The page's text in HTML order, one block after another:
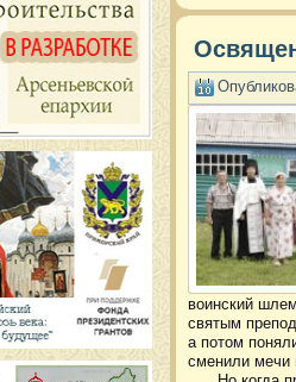
воинский
святым
а потом
сменили мечи